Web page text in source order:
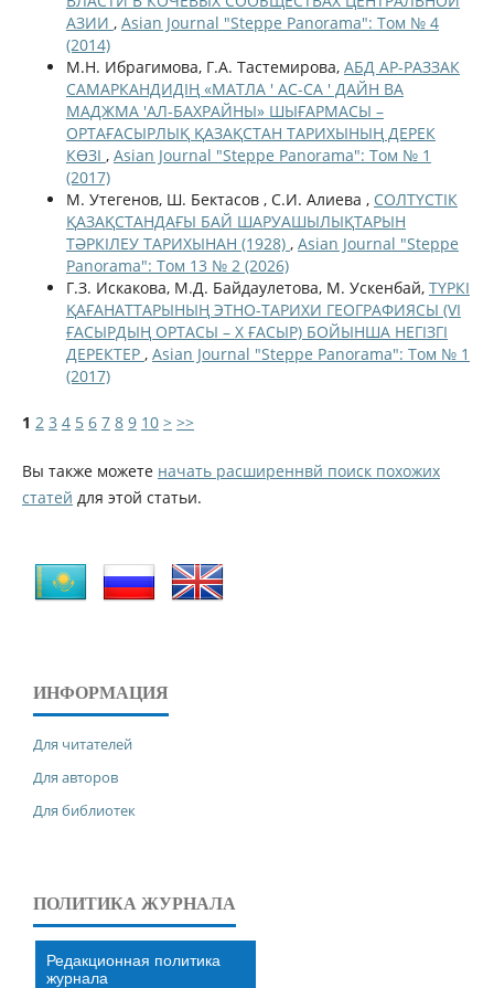
АЗИИ , Asian Journal "Steppe Panorama": Том № 4
(2014)
М.Н. Ибрагимова, Г.А. Тастемирова, АБД АР-РАЗЗАК
САМАРКАНДИДІҢ «МАТЛА ' АС-СА ' ДАЙН ВА
МАДЖМА 'АЛ-БАХРАЙНЫ» ШЫҒАРМАСЫ –
ОРТАҒАСЫРЛЫҚ ҚАЗАҚСТАН ТАРИХЫНЫҢ ДЕРЕК
КӨЗІ , Asian Journal "Steppe Panorama": Том № 1
(2017)
М. Утегенов, Ш. Бектасов , С.И. Алиева , СОЛТҮСТІК
ҚАЗАҚСТАНДАҒЫ БАЙ ШАРУАШЫЛЫҚТАРЫН
ТӘРКІЛЕУ ТАРИХЫНАН (1928) , Asian Journal "Steppe
Panorama": Том 13 № 2 (2026)
Г.З. Искакова, М.Д. Байдаулетова, М. Ускенбай, ТҮРКІ
ҚАҒАНАТТАРЫНЫҢ ЭТНО-ТАРИХИ ГЕОГРАФИЯСЫ (VI
ҒАСЫРДЫҢ ОРТАСЫ – X ҒАСЫР) БОЙЫНША НЕГІЗГІ
ДЕРЕКТЕР , Asian Journal "Steppe Panorama": Том № 1
(2017)
1 2 3 4 5 6 7 8 9 10 > >>
Вы также можете начать расширеннвй поиск похожих
статей для этой статьи.
ИНФОРМАЦИЯ
Для читателей
Для авторов
Для библиотек
ПОЛИТИКА ЖУРНАЛА
Редакционная политика
журнала